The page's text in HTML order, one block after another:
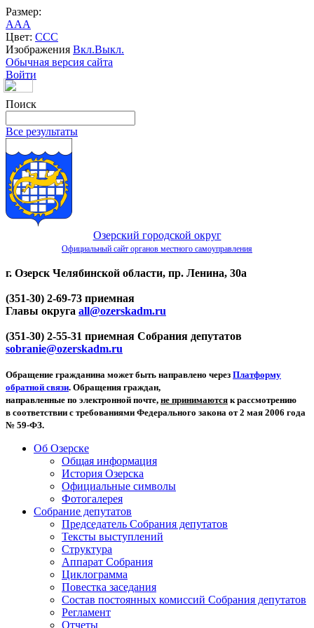
Размер:
AAA
Цвет: CCC
Изображения Вкл.Выкл.
Обычная версия сайта
Войти
Поиск
Все результаты
Озерский городской округ
Официальный сайт органов местного самоуправления
г. Озерск Челябинской области, пр. Ленина, 30а
(351-30) 2-69-73 приемная
Главы округа all@ozerskadm.ru
(351-30) 2-55-31 приемная Собрания депутатов
sobranie@ozerskadm.ru
Обращение гражданина может быть направлено через Платформу
обратной связи. Обращения граждан,
направленные по электронной почте, не принимаются к рассмотрению
в соответствии с требованиями Федерального закона от 2 мая 2006 года
№ 59-ФЗ.
Об Озерске
Общая информация
История Озерска
Официальные символы
Фотогалерея
Собрание депутатов
Председатель Собрания депутатов
Тексты выступлений
Структура
Аппарат Собрания
Циклограмма
Повестка заседания
Состав постоянных комиссий Собрания депутатов
Регламент
Отчеты